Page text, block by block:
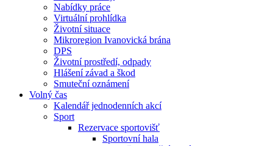
Nabídky práce
Virtuální prohlídka
Životní situace
Mikroregion Ivanovická brána
DPS
Životní prostředí, odpady
Hlášení závad a škod
Smuteční oznámení
Volný čas
Kalendář jednodenních akcí
Sport
Rezervace sportovišť
Sportovní hala